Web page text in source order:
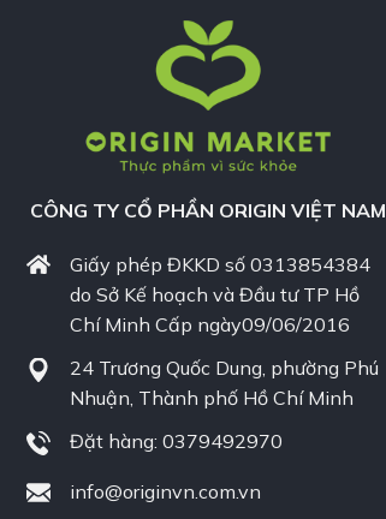
CÔNG TY CỔ PHẦN ORIGIN VIỆT NAM
Giấy phép ĐKKD số 0313854384
do Sở Kế hoạch và Đầu tư TP Hồ
Chí Minh Cấp ngày09/06/2016
24 Trương Quốc Dung, phường Phú
Nhuận, Thành phố Hồ Chí Minh
Đặt hàng: 0379492970
info@originvn.com.vn